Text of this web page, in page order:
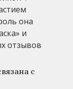
она
и
отзывов
с